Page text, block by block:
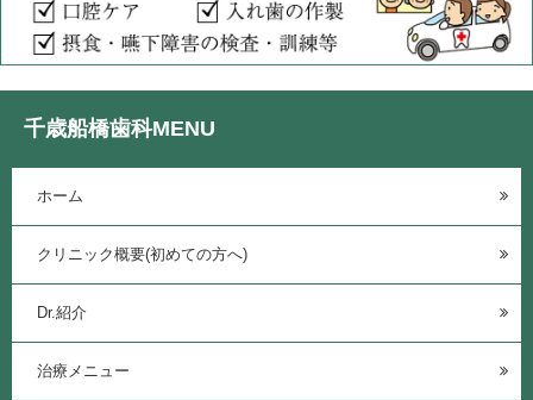
千歳船橋歯科MENU
ホーム
クリニック概要(初めての方へ)
Dr.紹介
治療メニュー